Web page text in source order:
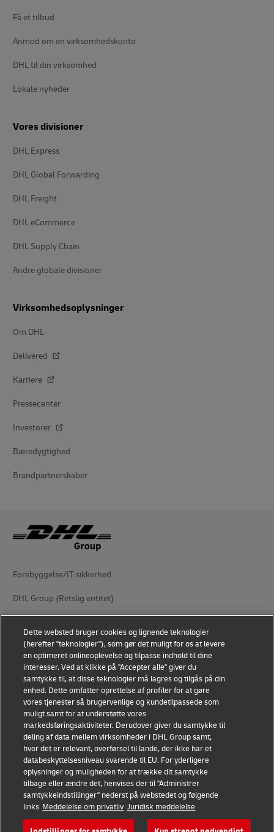
Få et tilbud
Anmod om en virksomhedskonto
DHL til din virksomhed
Lokale nyheder
Vores divisioner
DHL Express
DHL Global Forwarding
DHL Freight
DHL eCommerce
DHL Supply Chain
Andre globale divisioner
Virksomhedsoplysninger
Om DHL
Delivered
Karriere
Pressecenter
Investorer
Bæredygtighed
Brandpartnerskaber
Forebyggelse/IT sikkerhed
DHL Group (Retslig entitet)
Fortrolighedserklæring
Tilgængelighed
Yderligere oplysninger
Indstillinger for cookies
Følg os
2026 © - all rights reserved
Dette websted bruger cookies og lignende teknologier
(herefter "teknologier"), som gør det muligt for os at levere
en optimeret onlineoplevelse og tilpasse indhold til dine
interesser. Ved at klikke på "Accepter alle" giver du
samtykke til, at disse teknologier må lagres og tilgås på din
enhed. Dette omfatter oprettelse af profiler for at gøre
vores tjenester så brugervenlige og kundetilpassede som
muligt samt for at understøtte vores
markedsføringsaktiviteter. Derudover giver du samtykke til
deling af data mellem virksomheder i DHL Group samt,
hvor det er relevant, overførsel til lande, der ikke har et
databeskyttelsesniveau svarende til EU. For yderligere
oplysninger og muligheden for at trække dit samtykke
tilbage eller ændre det, henvises der til "Administrer
samtykkeindstillinger" nederst på webstedet og følgende
links Meddelelse om privatliv Juridisk meddelelse